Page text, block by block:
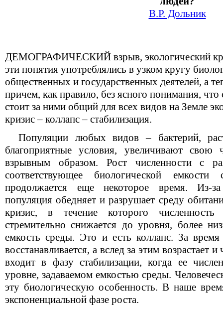
В.Р. Дольник
ДЕМОГРАФИЧЕСКИЙ взрыв, экологический
эти понятия употреблялись в узком кругу
общественных и государственных деятелей, а
причем, как правило, без ясного понимания,
стоит за ними общий для всех видов на Земле
кризис – коллапс – стабилизация.
Популяции любых видов – бактерий,
благоприятные условия, увеличивают свою
взрывным образом. Рост численности с
соответствующее биологической
продолжается еще некоторое время. Из-
популяция обедняет и разрушает среду
кризис, в течение которого численность
стремительно снижается до уровня, более
емкость среды. Это и есть коллапс. За время
восстанавливается, а вслед за этим возрастает
входит в фазу стабилизации, когда ее
уровне, задаваемом емкостью среды.
эту биологическую особенность. В наше
экспоненциальной фазе роста.